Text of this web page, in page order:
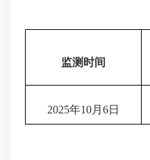
监测时间
2025年10月6日